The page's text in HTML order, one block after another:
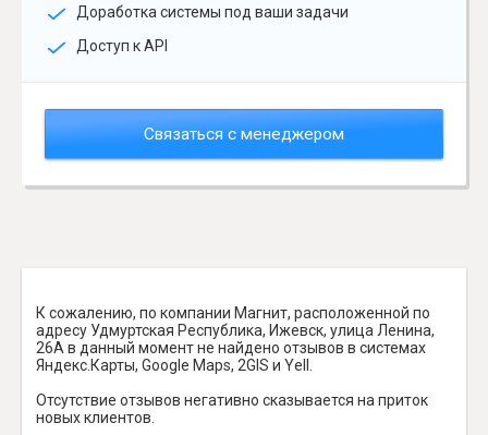
Доработка системы под ваши задачи
Доступ к API
Связаться с менеджером
К сожалению, по компании Магнит, расположенной по
адресу Удмуртская Республика, Ижевск, улица Ленина,
26А в данный момент не найдено отзывов в системах
Яндекс.Карты, Google Maps, 2GIS и Yell.
Отсутствие отзывов негативно сказывается на приток
новых клиентов.